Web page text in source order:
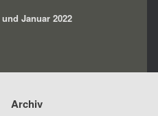
Januar 2022
Archiv